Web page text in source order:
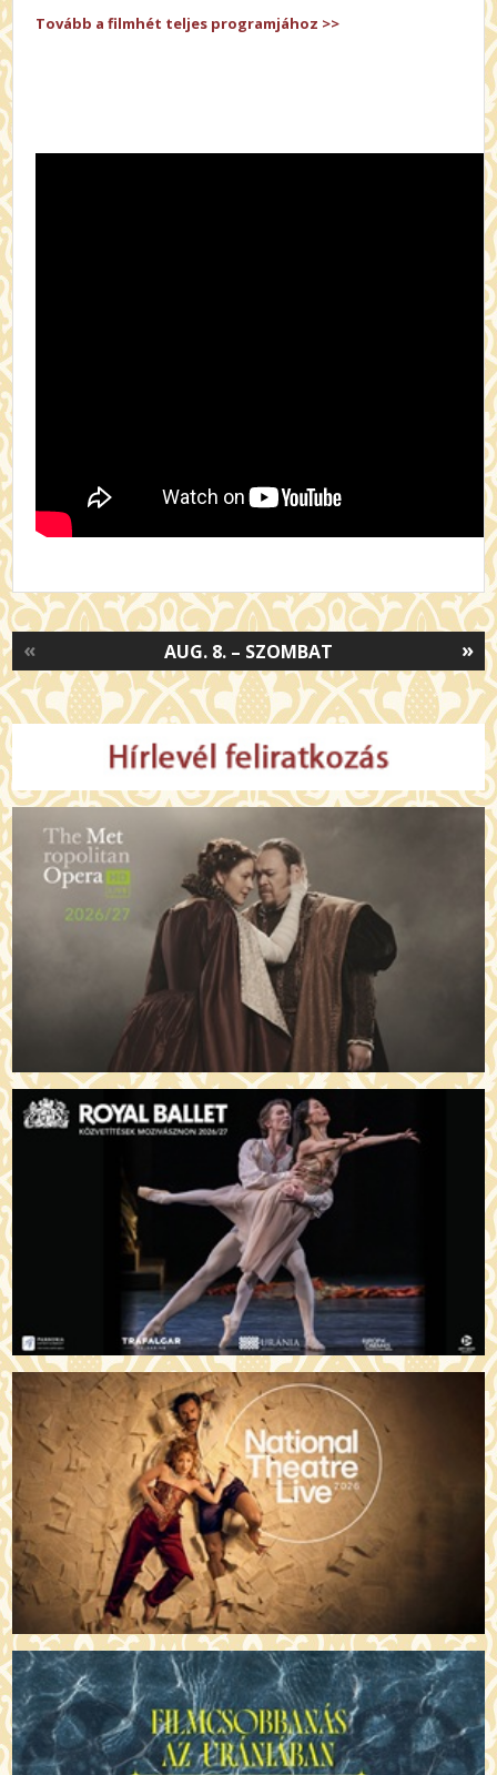
Tovább a filmhét teljes programjához >>
»
AUG. 8. – SZOMBAT
«